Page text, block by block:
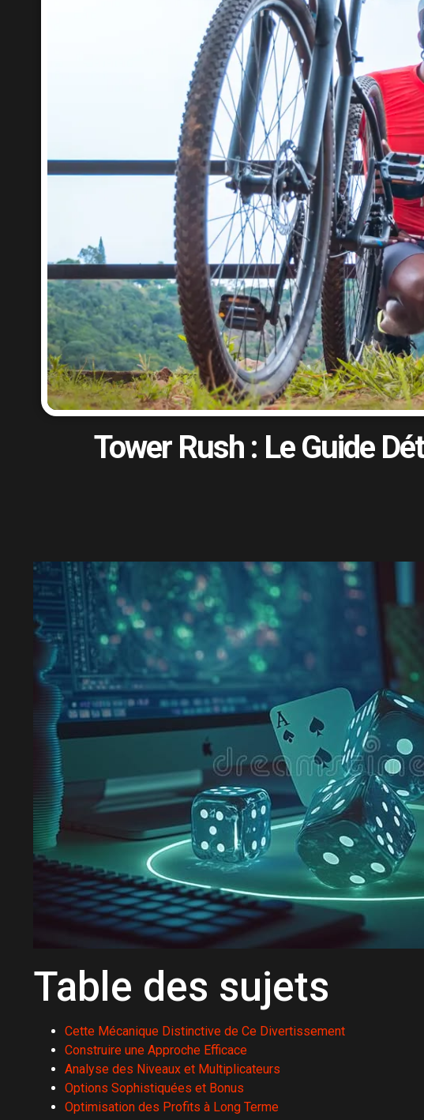
Tower Rush : Le Guide
Table des sujets
Cette Mécanique Distinctive de Ce Divertissement
Construire une Approche Efficace
Analyse des Niveaux et Multiplicateurs
Options Sophistiquées et Bonus
Optimisation des Profits à Long Terme